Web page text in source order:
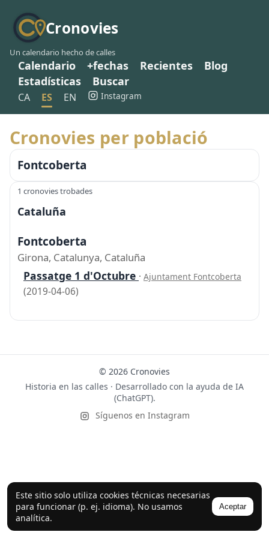
Cronovies
Un calendario hecho de calles
Calendario +fechas Recientes
Blog
Estadísticas
Buscar
CA ES EN Instagram
Este sitio solo utiliza cookies técnicas necesarias
para funcionar (p. ej. idioma). No usamos
analítica.
Aceptar
Cronovies per població
Fontcoberta
1 cronovies trobades
Cataluña
Fontcoberta
Girona, Catalunya, Cataluña
Passatge 1 d'Octubre · Ajuntament Fontcoberta
(2019-04-06)
© 2026 Cronovies
Historia en las calles · Desarrollado con la ayuda de IA
(ChatGPT).
Síguenos en Instagram